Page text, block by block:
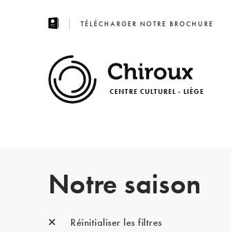
TÉLÉCHARGER NOTRE BROCHURE
CENTRE CULTUREL - LIÈGE
Notre saison
Réinitialiser les filtres